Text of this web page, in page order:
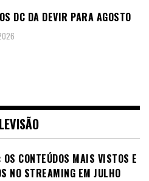
DC DA DEVIR PARA AGOSTO
CONTEÚDOS MAIS VISTOS E
NO STREAMING EM JULHO